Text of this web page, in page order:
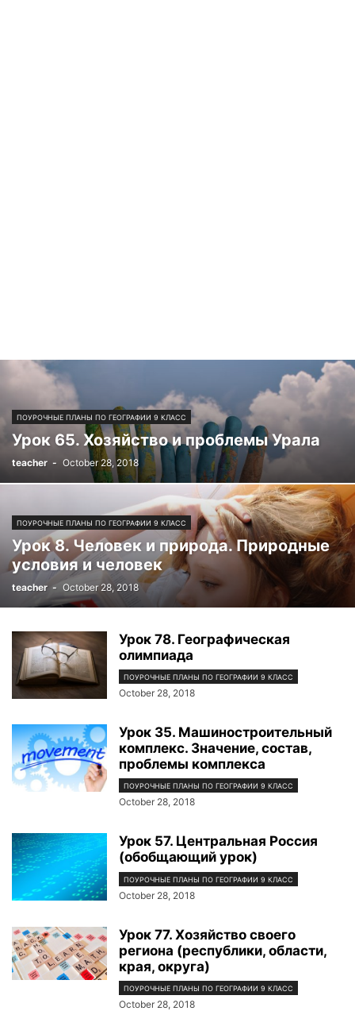
ПОУРОЧНЫЕ ПЛАНЫ ПО ГЕОГРАФИИ 9 КЛАСС
Урок 65. Хозяйство и проблемы Урала
teacher - October 28, 2018
ПОУРОЧНЫЕ ПЛАНЫ ПО ГЕОГРАФИИ 9 КЛАСС
Урок 8. Человек и природа. Природные
условия и человек
teacher - October 28, 2018
Урок 78. Географическая
олимпиада
ПОУРОЧНЫЕ ПЛАНЫ ПО ГЕОГРАФИИ 9 КЛАСС
October 28, 2018
Урок 35. Машиностроительный
комплекс. Значение, состав,
проблемы комплекса
ПОУРОЧНЫЕ ПЛАНЫ ПО ГЕОГРАФИИ 9 КЛАСС
October 28, 2018
Урок 57. Центральная Россия
(обобщающий урок)
ПОУРОЧНЫЕ ПЛАНЫ ПО ГЕОГРАФИИ 9 КЛАСС
October 28, 2018
Урок 77. Хозяйство своего
региона (республики, области,
края, округа)
ПОУРОЧНЫЕ ПЛАНЫ ПО ГЕОГРАФИИ 9 КЛАСС
October 28, 2018